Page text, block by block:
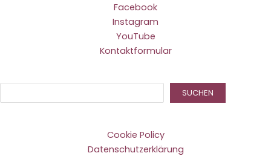
Facebook
Instagram
YouTube
Kontaktformular
SUCHEN
Cookie Policy
Datenschutzerklärung